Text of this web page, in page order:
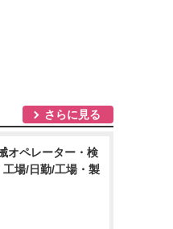
さらに見る
オペレーター・検
場/日勤/工場・製